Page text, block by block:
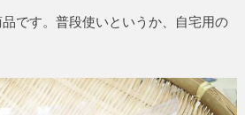
です。普段使いというか、自宅用の